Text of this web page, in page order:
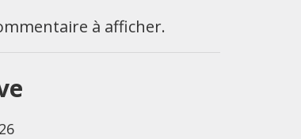
à afficher.